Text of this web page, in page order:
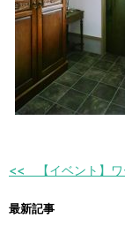
【イベント】
最新記事